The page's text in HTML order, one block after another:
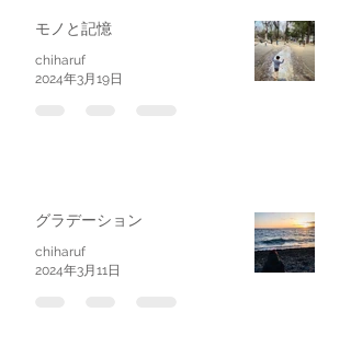
モノと記憶
chiharuf
2024年3月19日
グラデーション
chiharuf
2024年3月11日